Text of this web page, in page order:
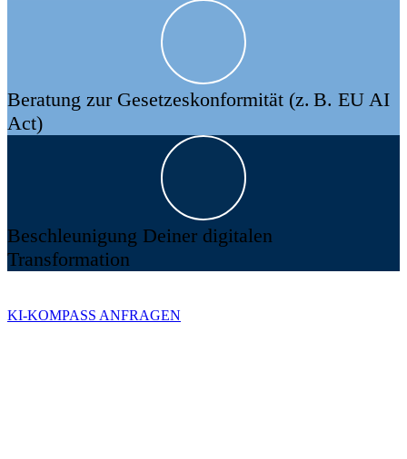
Beratung zur Gesetzeskonformität (z. B. EU AI
Act)
Beschleunigung Deiner digitalen
Transformation
KI-KOMPASS ANFRAGEN